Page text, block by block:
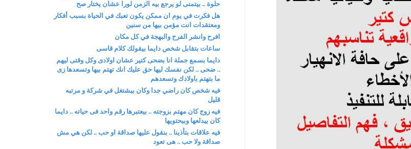
حلوة .. بيتمنى لو يرجع بيه الزمن لورا عشان يختار صح
هل فكرت في يوم ان ممكن يكون تعبك في الحياة بسبب أفكار
ومعتقدات انت مؤمن بيها من سنين
افرح وانشر الفرح والبهجة في كل مكان
ساعات بتقابل شخص دايما بيقولك كلام قاسى
دايما بسمع جملة انا بضحى كتير عشان اولادى وكل وقتى ليهم
.. ضحى .. لكن نفسك ليها حق عليك انك تهتم بيها وتسعدها زى
ما بتهتم باولادك وتسعدهم
فيه شخص كان راضي جدا وكان بيشتغل في شركة و مرتبه
قليل
فيه زوج كان مهتم بزوجته .. بيعتبرها رقم واحد فى حياته .. دايما
كان بيدلعها وبيحتويها
فيه علاقات بتأذينا .. بنقول عليها صداقة او حب .. لكن هي مش
صداقة ولا حب .. هى تعود